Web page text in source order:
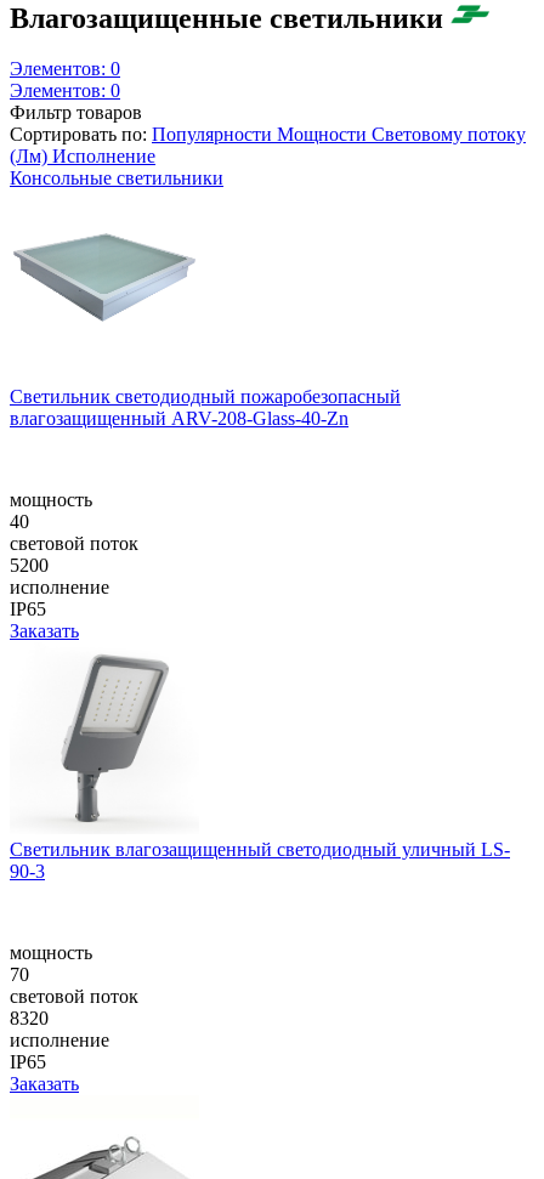
Влагозащищенные светильники
Элементов: 0
Элементов: 0
Фильтр товаров
Сортировать по: Популярности Мощности Световому потоку
(Лм) Исполнение
Консольные светильники
Светильник светодиодный пожаробезопасный
влагозащищенный ARV-208-Glass-40-Zn
мощность
40
световой поток
5200
исполнение
IP65
Заказать
Cветильник влагозащищенный светодиодный уличный LS-
90-3
мощность
70
световой поток
8320
исполнение
IP65
Заказать